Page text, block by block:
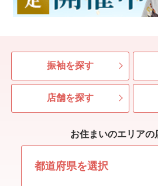
振袖を探す
店舗を探す
お住まいのエリアの